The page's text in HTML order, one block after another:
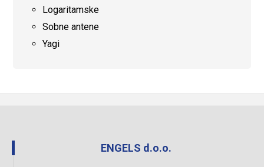
Logaritamske
Sobne antene
Yagi
ENGELS d.o.o.